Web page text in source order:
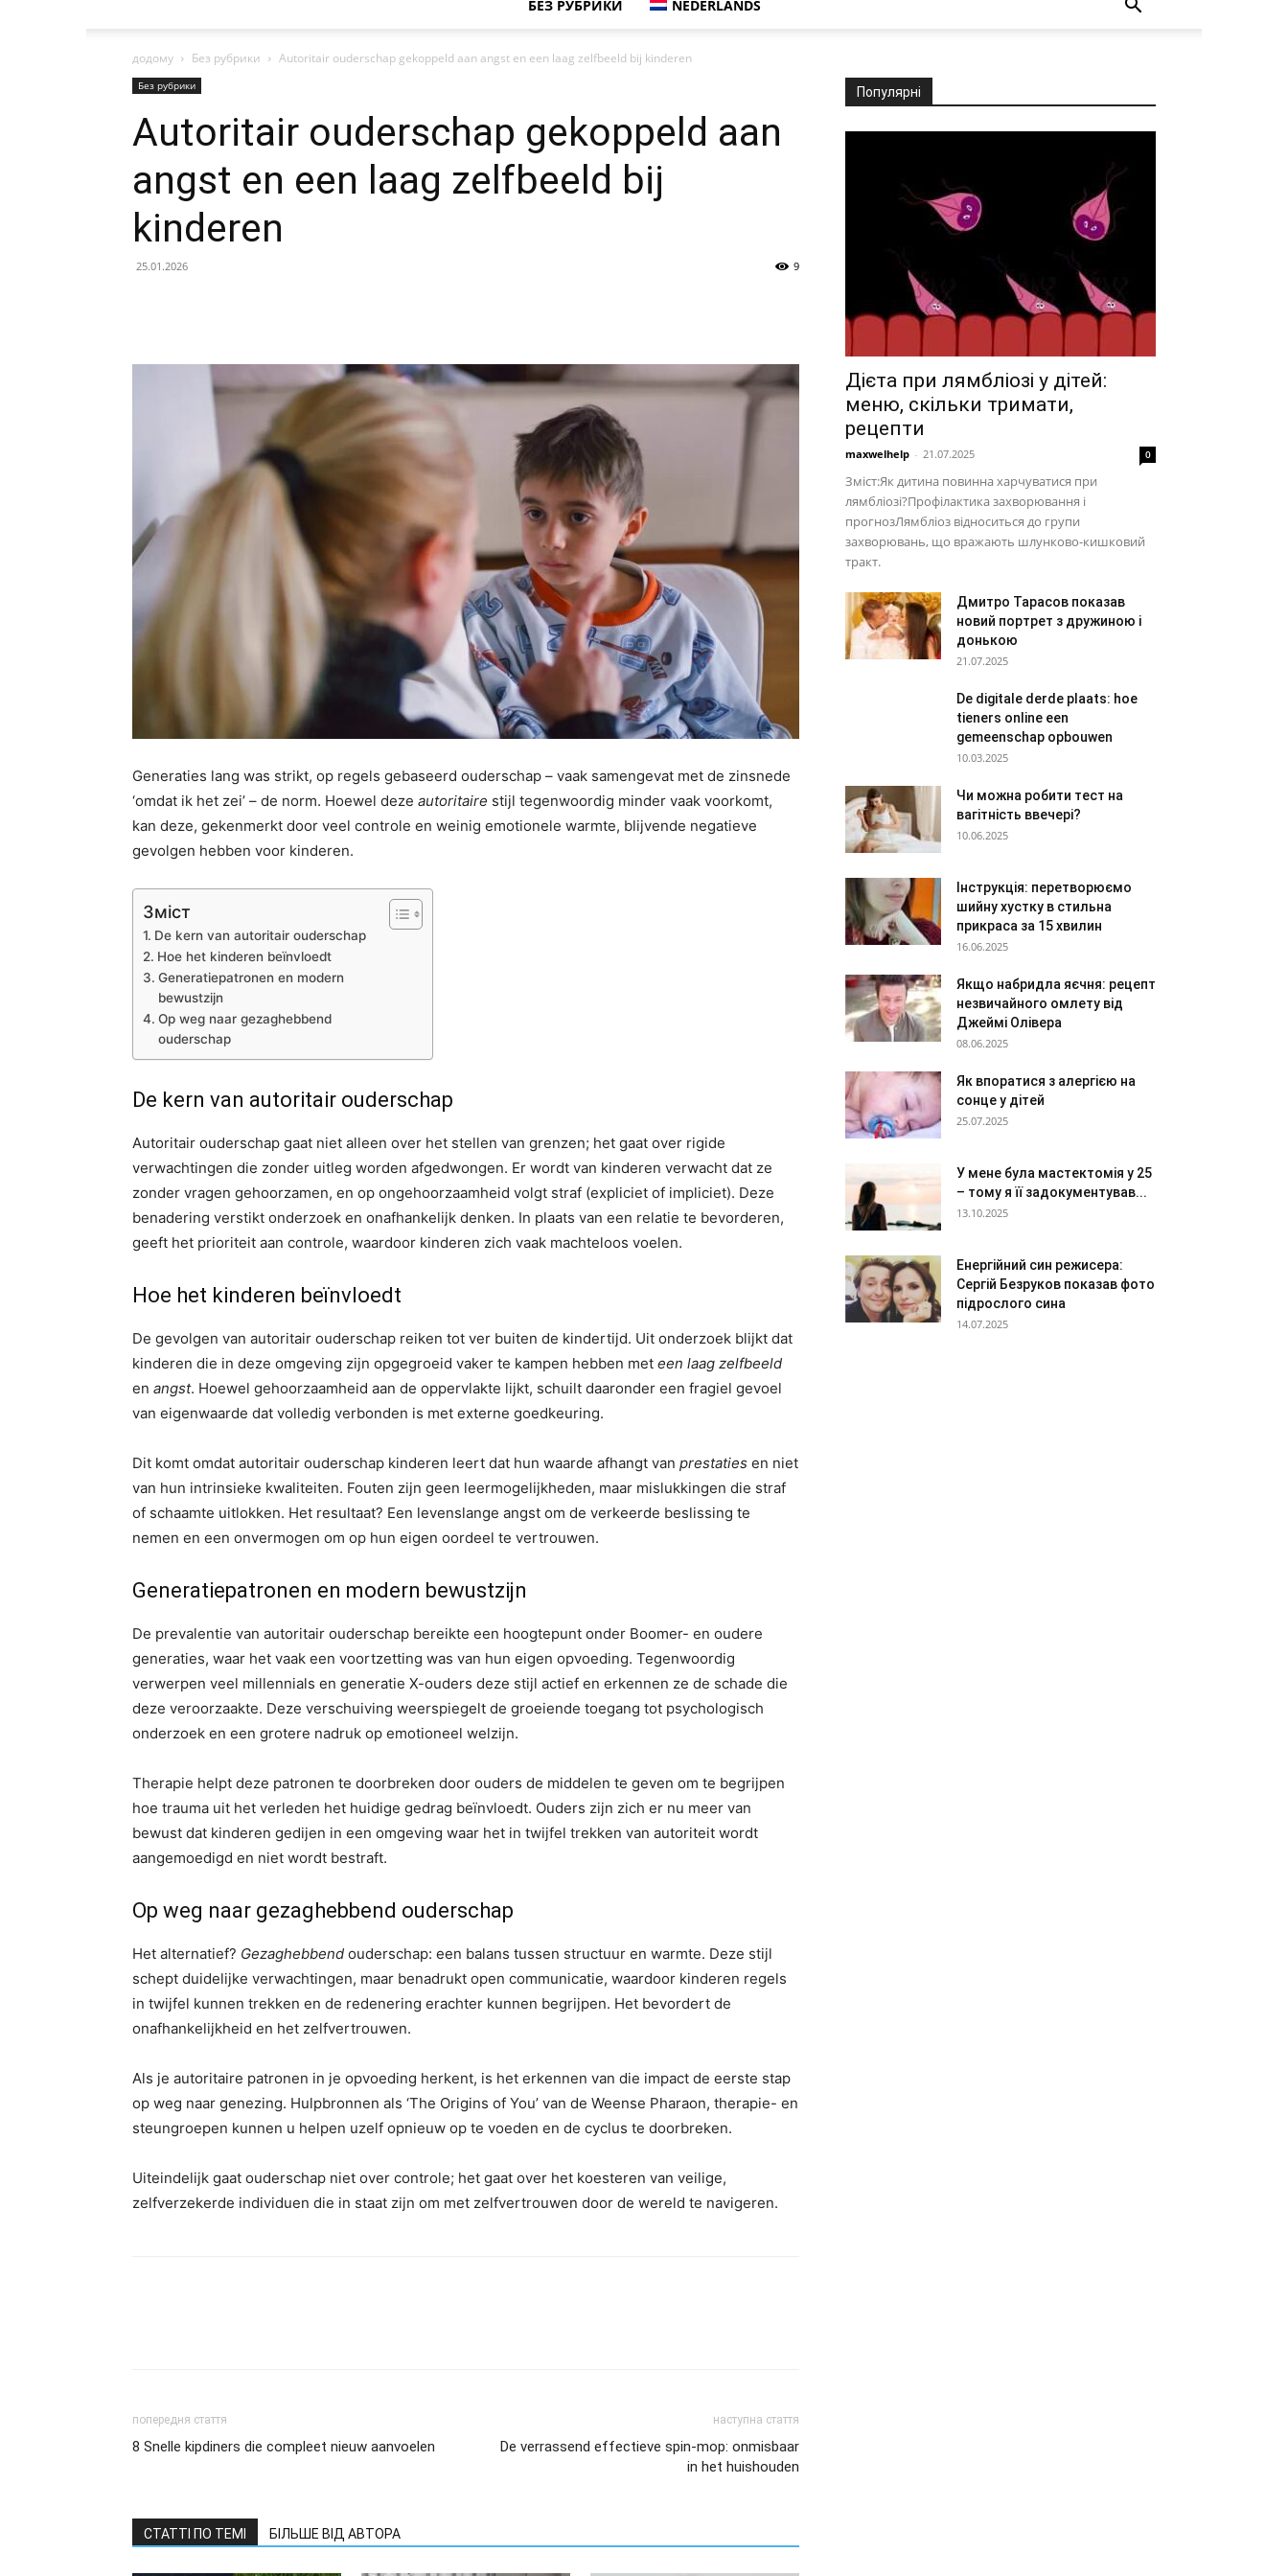
БЕЗ РУБРИКИ NEDERLANDS
додому Без рубрики Autoritair ouderschap gekoppeld aan angst en een laag zelfbeeld bij kinderen
Без рубрики
Autoritair ouderschap gekoppeld aan
angst en een laag zelfbeeld bij
kinderen
25.01.2026 9
Generaties lang was strikt, op regels gebaseerd ouderschap – vaak samengevat met de zinsnede
‘omdat ik het zei’ – de norm. Hoewel deze autoritaire stijl tegenwoordig minder vaak voorkomt,
kan deze, gekenmerkt door veel controle en weinig emotionele warmte, blijvende negatieve
gevolgen hebben voor kinderen.
Зміст
De kern van autoritair ouderschap
Hoe het kinderen beïnvloedt
Generatiepatronen en modern
bewustzijn
Op weg naar gezaghebbend
ouderschap
De kern van autoritair ouderschap
Autoritair ouderschap gaat niet alleen over het stellen van grenzen; het gaat over rigide
verwachtingen die zonder uitleg worden afgedwongen. Er wordt van kinderen verwacht dat ze
zonder vragen gehoorzamen, en op ongehoorzaamheid volgt straf (expliciet of impliciet). Deze
benadering verstikt onderzoek en onafhankelijk denken. In plaats van een relatie te bevorderen,
geeft het prioriteit aan controle, waardoor kinderen zich vaak machteloos voelen.
Hoe het kinderen beïnvloedt
De gevolgen van autoritair ouderschap reiken tot ver buiten de kindertijd. Uit onderzoek blijkt dat
kinderen die in deze omgeving zijn opgegroeid vaker te kampen hebben met een laag zelfbeeld
en angst. Hoewel gehoorzaamheid aan de oppervlakte lijkt, schuilt daaronder een fragiel gevoel
van eigenwaarde dat volledig verbonden is met externe goedkeuring.
Dit komt omdat autoritair ouderschap kinderen leert dat hun waarde afhangt van prestaties en niet
van hun intrinsieke kwaliteiten. Fouten zijn geen leermogelijkheden, maar mislukkingen die straf
of schaamte uitlokken. Het resultaat? Een levenslange angst om de verkeerde beslissing te
nemen en een onvermogen om op hun eigen oordeel te vertrouwen.
Generatiepatronen en modern bewustzijn
De prevalentie van autoritair ouderschap bereikte een hoogtepunt onder Boomer- en oudere
generaties, waar het vaak een voortzetting was van hun eigen opvoeding. Tegenwoordig
verwerpen veel millennials en generatie X-ouders deze stijl actief en erkennen ze de schade die
deze veroorzaakte. Deze verschuiving weerspiegelt de groeiende toegang tot psychologisch
onderzoek en een grotere nadruk op emotioneel welzijn.
Therapie helpt deze patronen te doorbreken door ouders de middelen te geven om te begrijpen
hoe trauma uit het verleden het huidige gedrag beïnvloedt. Ouders zijn zich er nu meer van
bewust dat kinderen gedijen in een omgeving waar het in twijfel trekken van autoriteit wordt
aangemoedigd en niet wordt bestraft.
Op weg naar gezaghebbend ouderschap
Het alternatief? Gezaghebbend ouderschap: een balans tussen structuur en warmte. Deze stijl
schept duidelijke verwachtingen, maar benadrukt open communicatie, waardoor kinderen regels
in twijfel kunnen trekken en de redenering erachter kunnen begrijpen. Het bevordert de
onafhankelijkheid en het zelfvertrouwen.
Als je autoritaire patronen in je opvoeding herkent, is het erkennen van die impact de eerste stap
op weg naar genezing. Hulpbronnen als ‘The Origins of You’ van de Weense Pharaon, therapie- en
steungroepen kunnen u helpen uzelf opnieuw op te voeden en de cyclus te doorbreken.
Uiteindelijk gaat ouderschap niet over controle; het gaat over het koesteren van veilige,
zelfverzekerde individuen die in staat zijn om met zelfvertrouwen door de wereld te navigeren.
попередня стаття
8 Snelle kipdiners die compleet nieuw aanvoelen
наступна стаття
De verrassend effectieve spin-mop: onmisbaar
in het huishouden
СТАТТІ ПО ТЕМІ БІЛЬШЕ ВІД АВТОРА
Популярні
Дієта при лямбліозі у дітей:
меню, скільки тримати,
рецепти
maxwelhelp - 21.07.2025 0
Зміст:Як дитина повинна харчуватися при
лямбліозі?Профілактика захворювання і
прогнозЛямбліоз відноситься до групи
захворювань, що вражають шлунково-кишковий
тракт.
Дмитро Тарасов показав
новий портрет з дружиною і
донькою
21.07.2025
De digitale derde plaats: hoe
tieners online een
gemeenschap opbouwen
10.03.2025
Чи можна робити тест на
вагітність ввечері?
10.06.2025
Інструкція: перетворюємо
шийну хустку в стильна
прикраса за 15 хвилин
16.06.2025
Якщо набридла яєчня: рецепт
незвичайного омлету від
Джеймі Олівера
08.06.2025
Як впоратися з алергією на
сонце у дітей
25.07.2025
У мене була мастектомія у 25
– тому я її задокументував...
13.10.2025
Енергійний син режисера:
Сергій Безруков показав фото
підрослого сина
14.07.2025